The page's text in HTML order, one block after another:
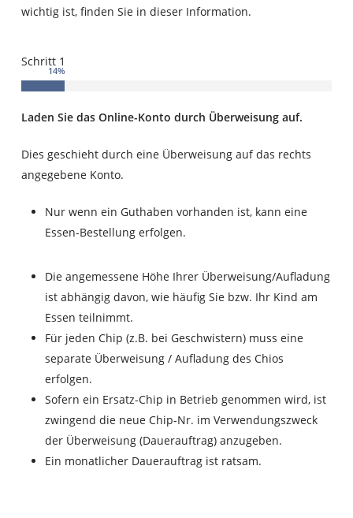
wichtig ist, finden Sie in dieser Information.
Schritt 1
14%
Laden Sie das Online-Konto durch Überweisung auf.
Dies geschieht durch eine Überweisung auf das rechts
angegebene Konto.
Nur wenn ein Guthaben vorhanden ist, kann eine
Essen-Bestellung erfolgen.
Die angemessene Höhe Ihrer Überweisung/Aufladung
ist abhängig davon, wie häufig Sie bzw. Ihr Kind am
Essen teilnimmt.
Für jeden Chip (z.B. bei Geschwistern) muss eine
separate Überweisung / Aufladung des Chios
erfolgen.
Sofern ein Ersatz-Chip in Betrieb genommen wird, ist
zwingend die neue Chip-Nr. im Verwendungszweck
der Überweisung (Dauerauftrag) anzugeben.
Ein monatlicher Dauerauftrag ist ratsam.